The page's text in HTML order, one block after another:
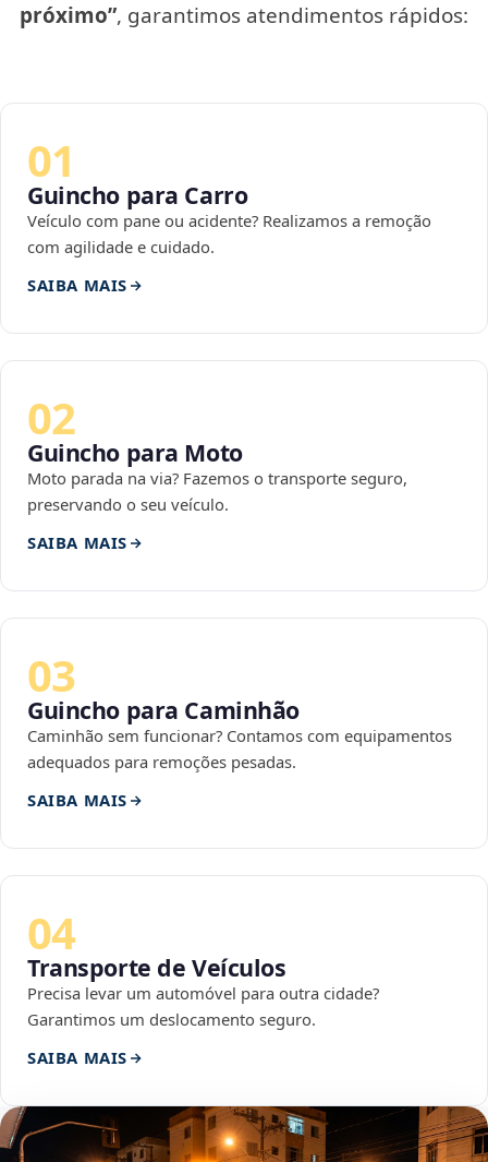
próximo”, garantimos atendimentos rápidos:
01
Guincho para Carro
Veículo com pane ou acidente? Realizamos a remoção
com agilidade e cuidado.
SAIBA MAIS
02
Guincho para Moto
Moto parada na via? Fazemos o transporte seguro,
preservando o seu veículo.
SAIBA MAIS
03
Guincho para Caminhão
Caminhão sem funcionar? Contamos com equipamentos
adequados para remoções pesadas.
SAIBA MAIS
04
Transporte de Veículos
Precisa levar um automóvel para outra cidade?
Garantimos um deslocamento seguro.
SAIBA MAIS